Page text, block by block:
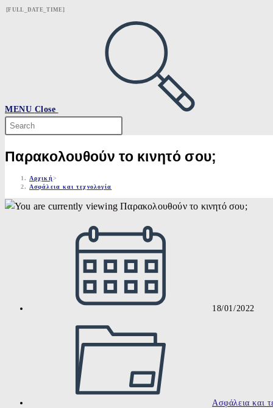
Skip
[FULL_DATE_TIME]
MENU Close
Search
this
website
Παρακολουθούν το κινητό σου;
Αρχική>
Ασφάλεια και τεχνολογία
18/01/2022
Ασφάλεια και